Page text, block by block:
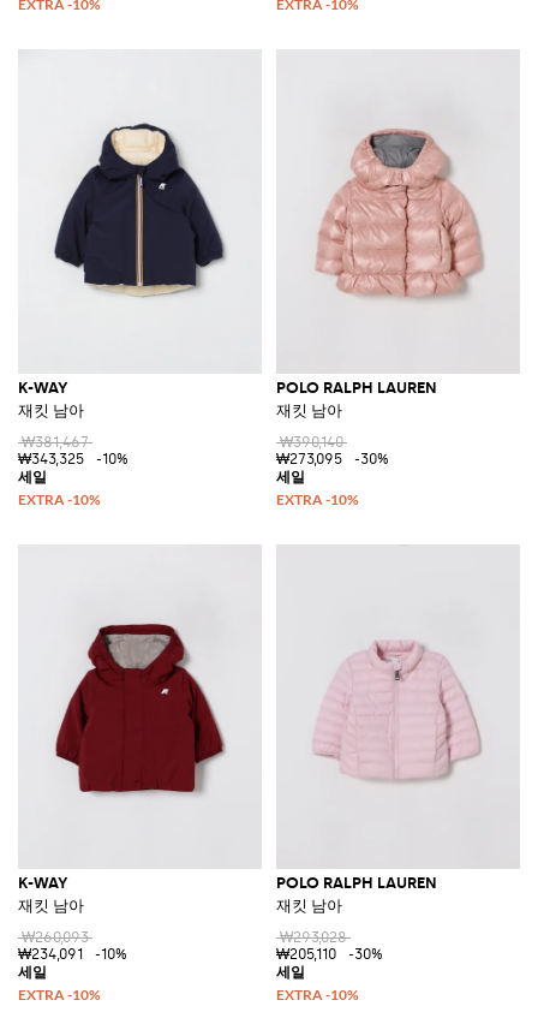
K-WAY
재킷 남아
₩381,467
₩343,325
-10%
POLO RALPH LAUREN
재킷 남아
₩390,140
₩273,095
-30%
K-WAY
재킷 남아
₩260,093
₩234,091
-10%
POLO RALPH LAUREN
재킷 남아
₩293,028
₩205,110
-30%